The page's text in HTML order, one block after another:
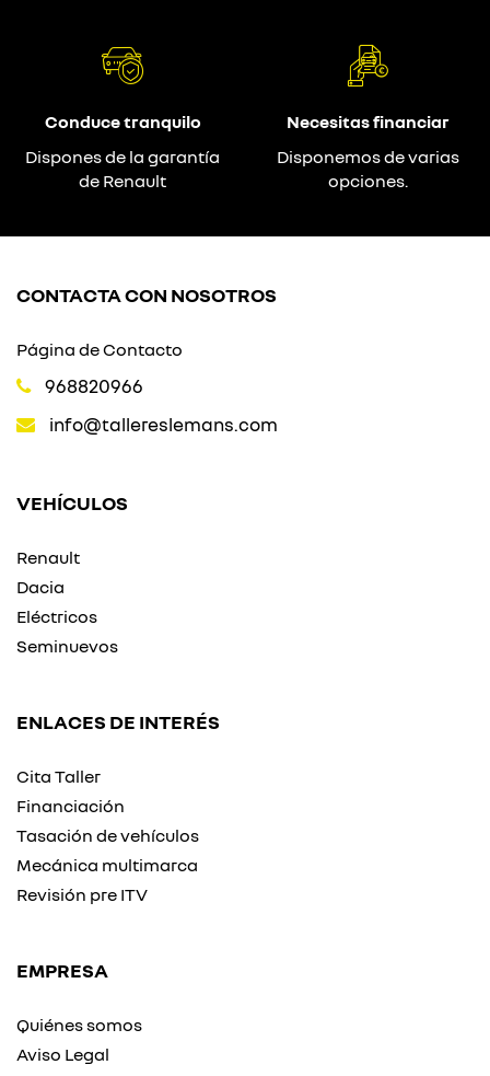
Conduce tranquilo
Dispones de la garantía
de Renault
Necesitas financiar
Disponemos de varias
opciones.
CONTACTA CON NOSOTROS
Página de Contacto
968820966
info@tallereslemans.com
VEHÍCULOS
Renault
Dacia
Eléctricos
Seminuevos
ENLACES DE INTERÉS
Cita Taller
Financiación
Tasación de vehículos
Mecánica multimarca
Revisión pre ITV
EMPRESA
Quiénes somos
Aviso Legal